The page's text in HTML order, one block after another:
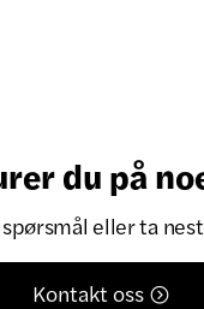
du på
eller ta
Kontakt oss 